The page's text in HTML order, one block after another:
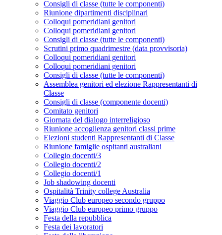
Consigli di classe (tutte le componenti)
Riunione dipartimenti disciplinari
Colloqui pomeridiani genitori
Colloqui pomeridiani genitori
Consigli di classe (tutte le componenti)
Scrutini primo quadrimestre (data provvisoria)
Colloqui pomeridiani genitori
Colloqui pomeridiani genitori
Consigli di classe (tutte le componenti)
Assemblea genitori ed elezione Rappresentanti di
Classe
Consigli di classe (componente docenti)
Comitato genitori
Giornata del dialogo interreligioso
Riunione accoglienza genitori classi prime
Elezioni studenti Rappresentanti di Classe
Riunione famiglie ospitanti australiani
Collegio docenti/3
Collegio docenti/2
Collegio docenti/1
Job shadowing docenti
Ospitalità Trinity college Australia
Viaggio Club europeo secondo gruppo
Viaggio Club europeo primo gruppo
Festa della repubblica
Festa dei lavoratori